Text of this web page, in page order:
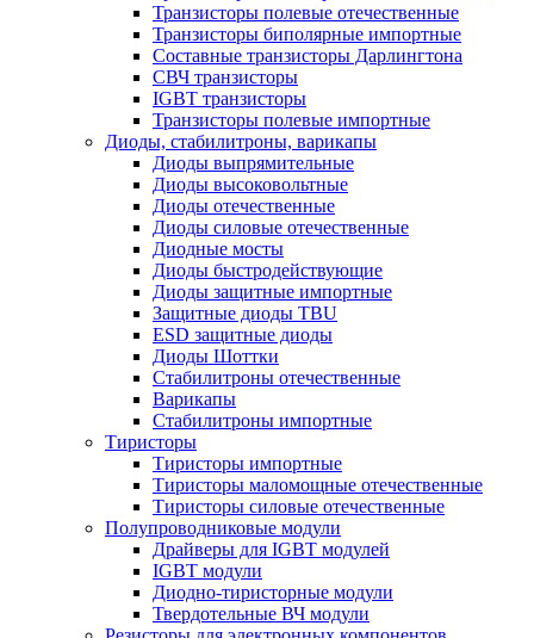
Транзисторы полевые отечественные
Транзисторы биполярные импортные
Составные транзисторы Дарлингтона
СВЧ транзисторы
IGBT транзисторы
Транзисторы полевые импортные
Диоды, стабилитроны, варикапы
Диоды выпрямительные
Диоды высоковольтные
Диоды отечественные
Диоды силовые отечественные
Диодные мосты
Диоды быстродействующие
Диоды защитные импортные
Защитные диоды TBU
ESD защитные диоды
Диоды Шоттки
Стабилитроны отечественные
Варикапы
Стабилитроны импортные
Тиристоры
Тиристоры импортные
Тиристоры маломощные отечественные
Тиристоры силовые отечественные
Полупроводниковые модули
Драйверы для IGBT модулей
IGBT модули
Диодно-тиристорные модули
Твердотельные ВЧ модули